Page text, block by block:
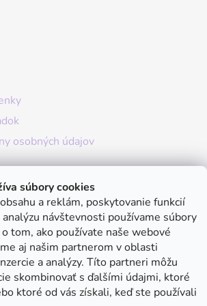
súbory cookies
a reklám, poskytovanie funkcií
návštevnosti používame súbory
tom, ako používate naše webové
aj našim partnerom v oblasti
a analýzy. Títo partneri môžu
skombinovať s ďalšími údajmi, ktoré
ktoré od vás získali, keď ste používali
osobných údajov